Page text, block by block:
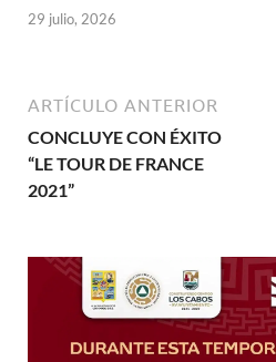
29 julio, 2026
ARTÍCULO ANTERIOR
CONCLUYE CON ÉXITO
“LE TOUR DE FRANCE
2021”